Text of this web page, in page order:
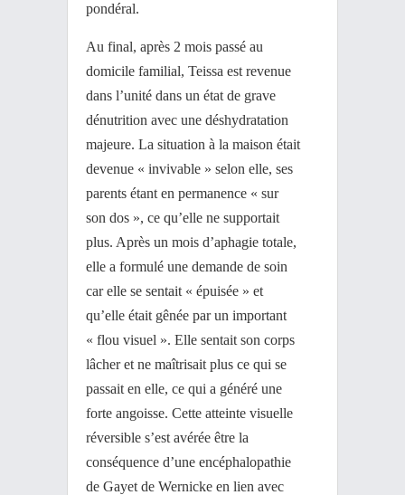
pondéral.
Au final, après 2 mois passé au
domicile familial, Teissa est revenue
dans l’unité dans un état de grave
dénutrition avec une déshydratation
majeure. La situation à la maison était
devenue « invivable » selon elle, ses
parents étant en permanence « sur
son dos », ce qu’elle ne supportait
plus. Après un mois d’aphagie totale,
elle a formulé une demande de soin
car elle se sentait « épuisée » et
qu’elle était gênée par un important
« flou visuel ». Elle sentait son corps
lâcher et ne maîtrisait plus ce qui se
passait en elle, ce qui a généré une
forte angoisse. Cette atteinte visuelle
réversible s’est avérée être la
conséquence d’une encéphalopathie
de Gayet de Wernicke en lien avec